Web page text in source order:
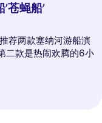
苍蝇船’
荐两款塞纳河游船演
二款是热闹欢腾的6小